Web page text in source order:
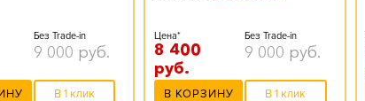
Без Trade-in
9 000 руб.
В 1 клик
Цена*
8 400
руб.
Без Trade-in
9 000 руб.
В КОРЗИНУ В 1 клик